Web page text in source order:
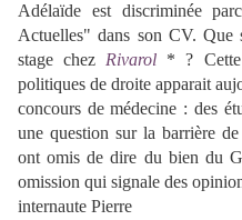
Adélaïde est discriminée
Actuelles" dans son CV. Que
stage chez Rivarol * ? Cette
politiques de droite apparait
concours de médecine : des
une question sur la barrière
ont omis de dire du bien du
omission qui signale des
internaute Pierre